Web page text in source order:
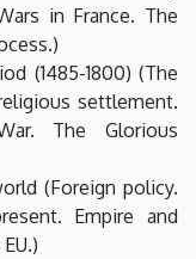
in France. The
(1485-1800) (The
settlement.
The Glorious
(Foreign policy.
Empire and